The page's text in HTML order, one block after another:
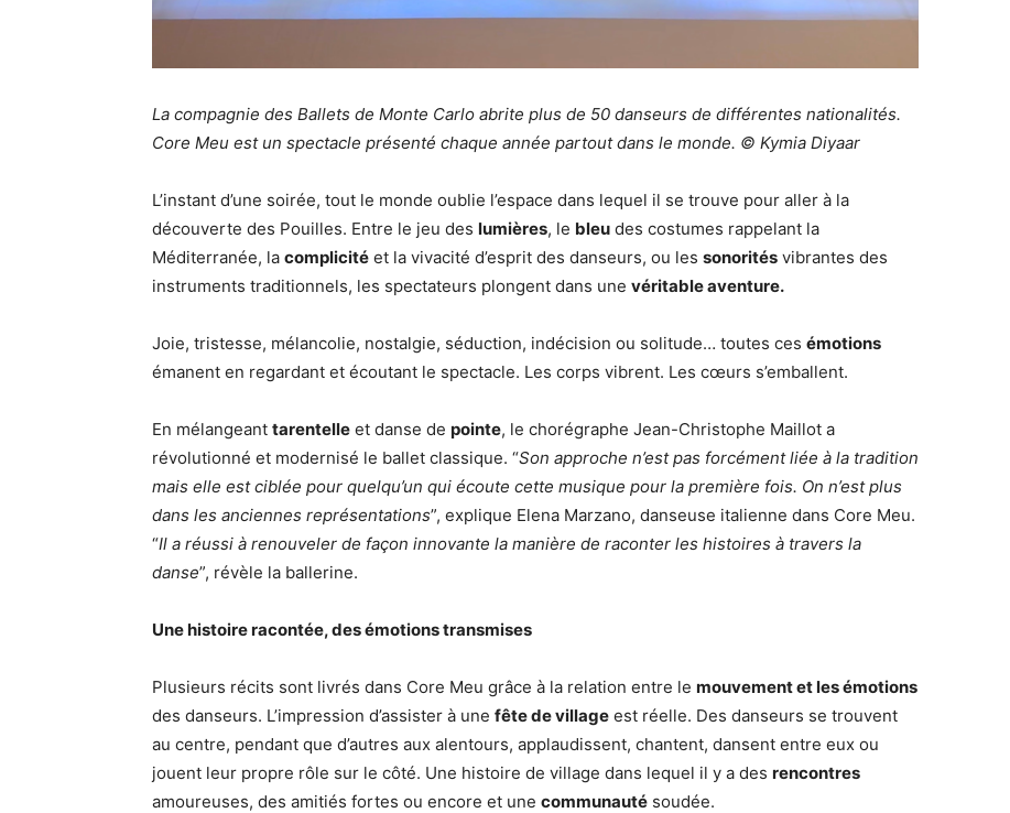
La compagnie des Ballets de Monte Carlo abrite plus de 50 danseurs de différentes nationalités.
Core Meu est un spectacle présenté chaque année partout dans le monde. © Kymia Diyaar
L’instant d’une soirée, tout le monde oublie l’espace dans lequel il se trouve pour aller à la
découverte des Pouilles. Entre le jeu des lumières, le bleu des costumes rappelant la
Méditerranée, la complicité et la vivacité d’esprit des danseurs, ou les sonorités vibrantes des
instruments traditionnels, les spectateurs plongent dans une véritable aventure.
Joie, tristesse, mélancolie, nostalgie, séduction, indécision ou solitude… toutes ces émotions
émanent en regardant et écoutant le spectacle. Les corps vibrent. Les cœurs s’emballent.
En mélangeant tarentelle et danse de pointe, le chorégraphe Jean-Christophe Maillot a
révolutionné et modernisé le ballet classique. “Son approche n’est pas forcément liée à la tradition
mais elle est ciblée pour quelqu’un qui écoute cette musique pour la première fois. On n’est plus
dans les anciennes représentations”, explique Elena Marzano, danseuse italienne dans Core Meu.
“Il a réussi à renouveler de façon innovante la manière de raconter les histoires à travers la
danse”, révèle la ballerine.
Une histoire racontée, des émotions transmises
Plusieurs récits sont livrés dans Core Meu grâce à la relation entre le mouvement et les émotions
des danseurs. L’impression d’assister à une fête de village est réelle. Des danseurs se trouvent
au centre, pendant que d’autres aux alentours, applaudissent, chantent, dansent entre eux ou
jouent leur propre rôle sur le côté. Une histoire de village dans lequel il y a des rencontres
amoureuses, des amitiés fortes ou encore et une communauté soudée.